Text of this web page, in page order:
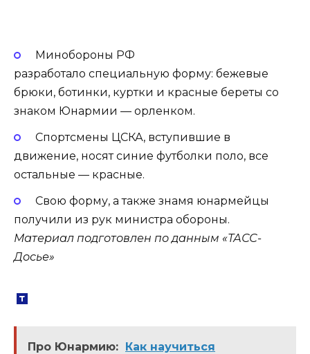
Минобороны РФ
разработало специальную форму: бежевые
брюки, ботинки, куртки и красные береты со
знаком Юнармии — орленком.
Спортсмены ЦСКА, вступившие в
движение, носят синие футболки поло, все
остальные — красные.
Свою форму, а также знамя юнармейцы
получили из рук министра обороны.
Материал подготовлен по данным «ТАСС-
Досье»
Про Юнармию: Как научиться